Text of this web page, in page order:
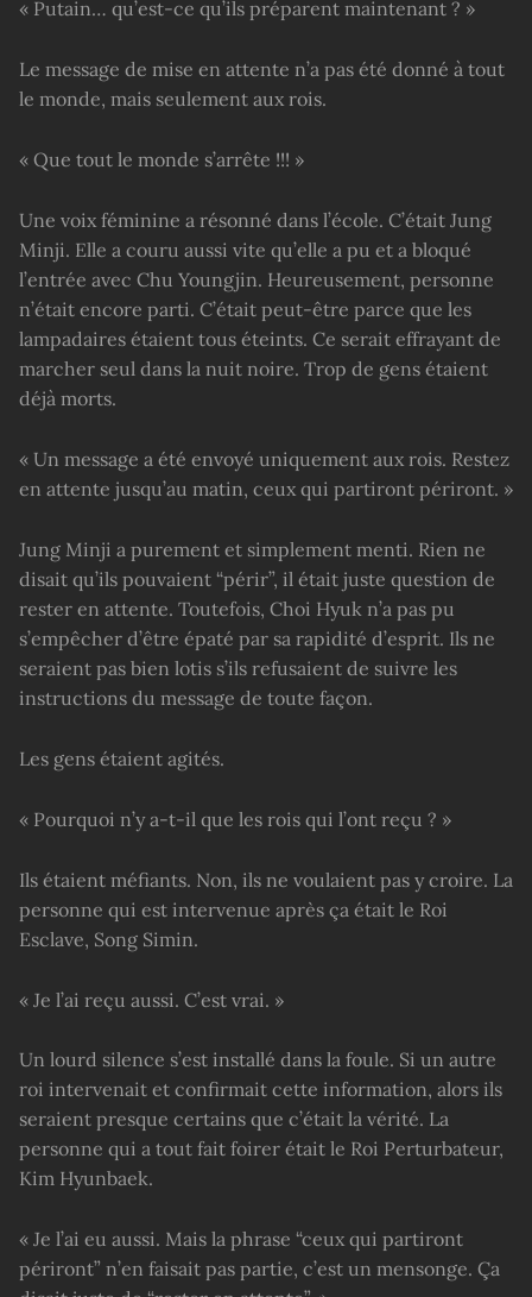
« Putain… qu’est-ce qu’ils préparent maintenant ? »
Le message de mise en attente n’a pas été donné à tout
le monde, mais seulement aux rois.
« Que tout le monde s’arrête !!! »
Une voix féminine a résonné dans l’école. C’était Jung
Minji. Elle a couru aussi vite qu’elle a pu et a bloqué
l’entrée avec Chu Youngjin. Heureusement, personne
n’était encore parti. C’était peut-être parce que les
lampadaires étaient tous éteints. Ce serait effrayant de
marcher seul dans la nuit noire. Trop de gens étaient
déjà morts.
« Un message a été envoyé uniquement aux rois. Restez
en attente jusqu’au matin, ceux qui partiront périront. »
Jung Minji a purement et simplement menti. Rien ne
disait qu’ils pouvaient “périr”, il était juste question de
rester en attente. Toutefois, Choi Hyuk n’a pas pu
s’empêcher d’être épaté par sa rapidité d’esprit. Ils ne
seraient pas bien lotis s’ils refusaient de suivre les
instructions du message de toute façon.
Les gens étaient agités.
« Pourquoi n’y a-t-il que les rois qui l’ont reçu ? »
Ils étaient méfiants. Non, ils ne voulaient pas y croire. La
personne qui est intervenue après ça était le Roi
Esclave, Song Simin.
« Je l’ai reçu aussi. C’est vrai. »
Un lourd silence s’est installé dans la foule. Si un autre
roi intervenait et confirmait cette information, alors ils
seraient presque certains que c’était la vérité. La
personne qui a tout fait foirer était le Roi Perturbateur,
Kim Hyunbaek.
« Je l’ai eu aussi. Mais la phrase “ceux qui partiront
périront” n’en faisait pas partie, c’est un mensonge. Ça